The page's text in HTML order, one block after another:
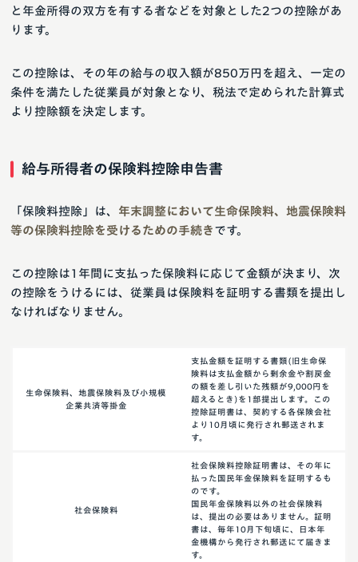
と年金所得の双方を有する者などを対象とした2つの控除があ
ります。
この控除は、その年の給与の収入額が850万円を超え、一定の
条件を満たした従業員が対象となり、税法で定められた計算式
より控除額を決定します。
給与所得者の保険料控除申告書
「保険料控除」は、 年末調整において生命保険料、地震保険料
等の保険料控除を受けるための手続き です。
この控除は1年間に支払った保険料に応じて金額が決まり、次
の控除をうけるには、従業員は保険料を証明する書類を提出し
なければなりません。
生命保険料、地震保険料及び小規模
企業共済等掛金
支払金額を証明する書類(旧生命保
険料は支払金額から剰余金や割戻金
の額を差し引いた残額が9,000円を
超えるとき)を1部提出します。この
控除証明書は、契約する各保険会社
より10月頃に発行され郵送されま
す。
社会保険料
社会保険料控除証明書は、その年に
払った国民年金保険料を証明するも
のです。
国民年金保険料以外の社会保険料
は、提出の必要はありません。証明
書は、毎年10月下旬頃に、日本年
金機構から発行され郵送にて届きま
す。